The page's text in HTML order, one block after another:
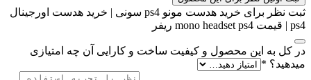
ثبت نظر برای خرید هدست مونو ps4 سونی | خرید هدست اورجینال
ps4 | قیمت mono headset ps4 ریفر
در کل به این محصول و کیفیت ساخت و کارایی آن چه امتیازی
میدهید؟ *